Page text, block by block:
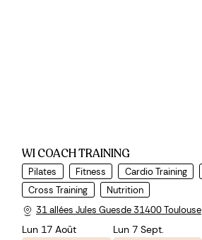
WI COACH TRAINING
Pilates Fitness Cardio Training
Cross Training
Nutrition
31 allées Jules Guesde 31400 Toulouse
Lun 17 Août
Lun 7 Sept.